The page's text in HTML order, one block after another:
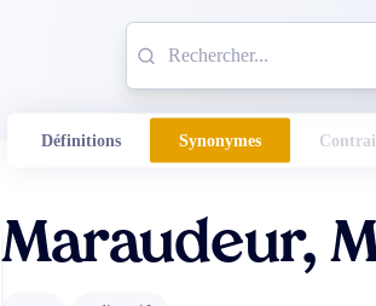
Définitions Synonymes
Maraudeur,